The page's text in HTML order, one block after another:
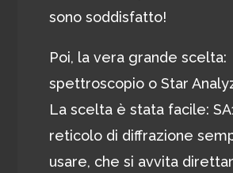
sono soddisfatto!
Poi, la vera grande scelta:
spettroscopio o Star
La scelta è stata facile:
reticolo di diffrazione
usare, che si avvita